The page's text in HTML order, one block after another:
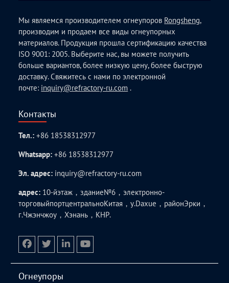
Мы являемся производителем огнеупоров Rongsheng,
производим и продаем все виды огнеупорных
материалов. Продукция прошла сертификацию качества
ISO 9001: 2005. Выберите нас, вы можете получить
больше вариантов, более низкую цену, более быструю
доставку. Свяжитесь с нами по электронной
почте: inquiry@refractory-ru.com .
Контакты
Тел.:+86 18538312977
Whatsapp:+86 18538312977
Эл. адрес: inquiry@refractory-ru.com
адрес: 10-йэтаж，здание№6，электронно-
торговыйпортцентральноКитая，у.Daxue，районЭрки，
г.Чжэнчжоу，Хэнань，КНР.
Огнеупоры